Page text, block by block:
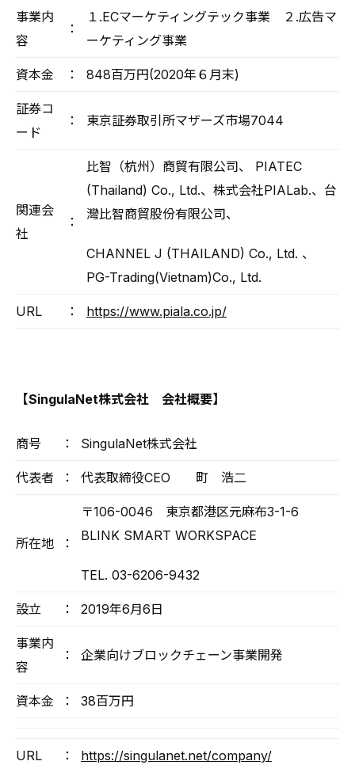
事業内
容
：
１.ECマーケティングテック事業 ２.広告マ
ーケティング事業
資本金 ： 848百万円(2020年６月末)
証券コ
ード
： 東京証券取引所マザーズ市場7044
関連会
社
：
比智（杭州）商貿有限公司、 PIATEC
(Thailand) Co., Ltd.、株式会社PIALab.、台
灣比智商貿股份有限公司、
CHANNEL J (THAILAND) Co., Ltd. 、
PG-Trading(Vietnam)Co., Ltd.
URL ： https://www.piala.co.jp/
【SingulaNet株式会社 会社概要】
商号 ： SingulaNet株式会社
代表者 ： 代表取締役CEO 町 浩二
所在地 ：
〒106-0046 東京都港区元麻布3-1-6
BLINK SMART WORKSPACE
TEL. 03-6206-9432
設立 ： 2019年6月6日
事業内
容
： 企業向けブロックチェーン事業開発
資本金 ： 38百万円
URL ： https://singulanet.net/company/